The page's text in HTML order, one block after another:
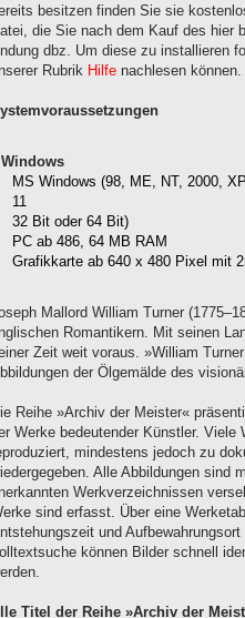
besitzen finden Sie sie
die Sie nach dem Kauf des hier
dbz. Um diese zu installieren
Rubrik Hilfe nachlesen können.
Windows
MS Windows (98, ME, NT, 2000,
11
32 Bit oder 64 Bit)
PC ab 486, 64 MB RAM
Grafikkarte ab 640 x 480 Pixel mit
Mallord William Turner
Romantikern. Mit seinen
Zeit weit voraus. »William
der Ölgemälde des
Reihe »Archiv der Meister«
Werke bedeutender Künstler.
mindestens jedoch zu
Alle Abbildungen sind
Werkverzeichnissen
sind erfasst. Über eine
und
können Bilder schnell
Titel der Reihe »Archiv der